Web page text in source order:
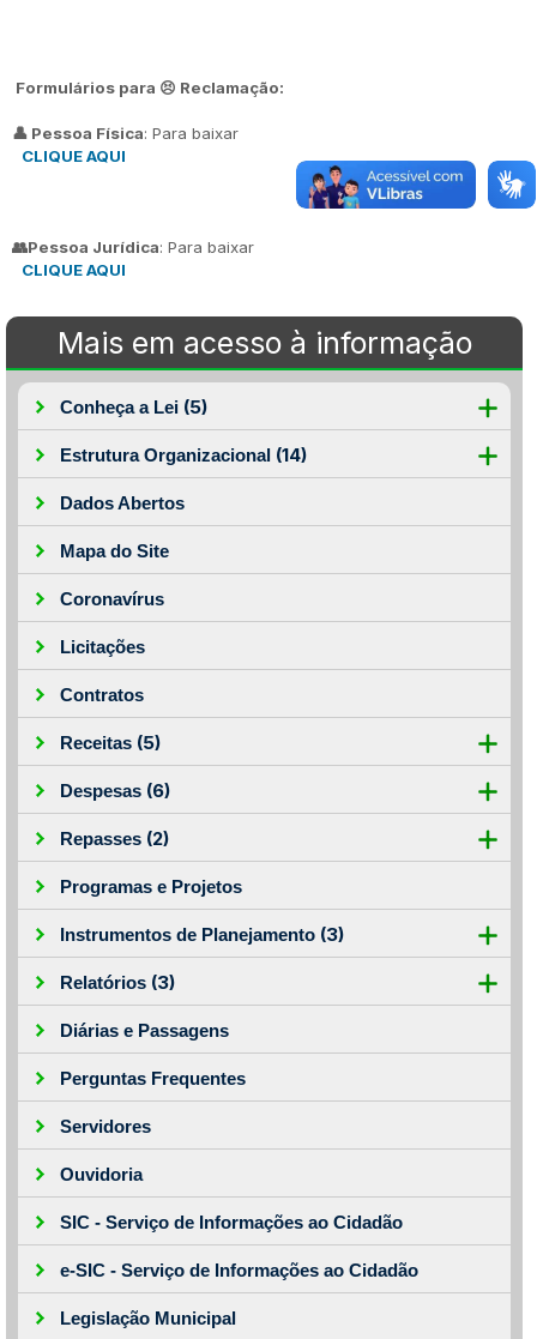
Formulários para 😣 Reclamação:
👤 Pessoa Física: Para baixar
CLIQUE AQUI
👥Pessoa Jurídica: Para baixar
CLIQUE AQUI
Mais em acesso à informação
Conheça a Lei (5)
Estrutura Organizacional (14)
Dados Abertos
Mapa do Site
Coronavírus
Licitações
Contratos
Receitas (5)
Despesas (6)
Repasses (2)
Programas e Projetos
Instrumentos de Planejamento (3)
Relatórios (3)
Diárias e Passagens
Perguntas Frequentes
Servidores
Ouvidoria
SIC - Serviço de Informações ao Cidadão
e-SIC - Serviço de Informações ao Cidadão
Legislação Municipal